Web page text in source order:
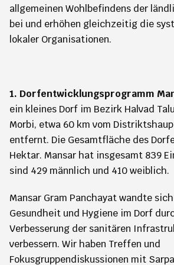
allgemeinen Wohlbefindens der
bei und erhöhen gleichzeitig die
lokaler Organisationen.
1. Dorfentwicklungsprogramm
ein kleines Dorf im Bezirk Halvad
Morbi, etwa 60 km vom
entfernt. Die Gesamtfläche des
Hektar. Mansar hat insgesamt 839
sind 429 männlich und 410 weiblich.
Mansar Gram Panchayat wandte
Gesundheit und Hygiene im Dorf
Verbesserung der sanitären
verbessern. Wir haben Treffen und
Fokusgruppendiskussionen mit